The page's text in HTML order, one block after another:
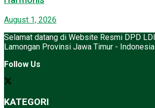
August 1, 2026
Selamat datang di Website Resmi DPD
Lamongan Provinsi Jawa Timur - Indonesia
Follow Us
KATEGORI